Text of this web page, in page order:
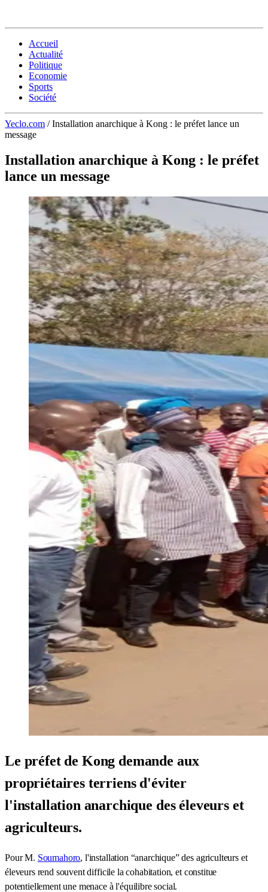
Accueil
Actualité
Politique
Economie
Sports
Société
Yeclo.com / Installation anarchique à Kong : le préfet lance un
message
Installation anarchique à Kong : le préfet
lance un message
Le préfet de Kong demande aux
propriétaires terriens d'éviter
l'installation anarchique des éleveurs et
agriculteurs.
Pour M. Soumahoro, l'installation “anarchique” des agriculteurs et
éleveurs rend souvent difficile la cohabitation, et constitue
potentiellement une menace à l'équilibre social.